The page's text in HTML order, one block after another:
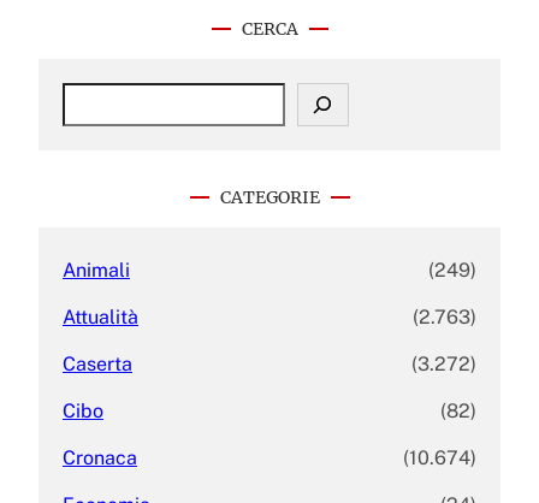
CERCA
S
CATEGORIE
Animali (249)
Attualità (2.763)
Caserta (3.272)
Cibo (82)
Cronaca (10.674)